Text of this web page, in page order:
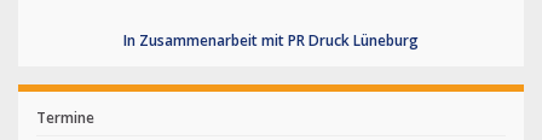
In Zusammenarbeit mit PR Druck Lüneburg
Termine